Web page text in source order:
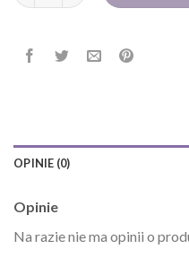
OPINIE (0)
Opinie
Na razie nie ma opinii o